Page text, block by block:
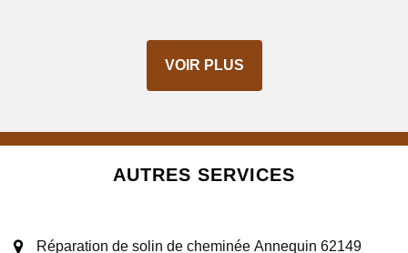
VOIR PLUS
AUTRES SERVICES
Réparation de solin de cheminée Annequin 62149